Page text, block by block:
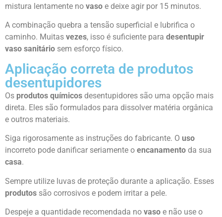
mistura lentamente no vaso e deixe agir por 15 minutos.
A combinação quebra a tensão superficial e lubrifica o
caminho. Muitas vezes, isso é suficiente para desentupir
vaso sanitário sem esforço físico.
Aplicação correta de produtos
desentupidores
Os produtos químicos desentupidores são uma opção mais
direta. Eles são formulados para dissolver matéria orgânica
e outros materiais.
Siga rigorosamente as instruções do fabricante. O uso
incorreto pode danificar seriamente o encanamento da sua
casa.
Sempre utilize luvas de proteção durante a aplicação. Esses
produtos são corrosivos e podem irritar a pele.
Despeje a quantidade recomendada no vaso e não use o